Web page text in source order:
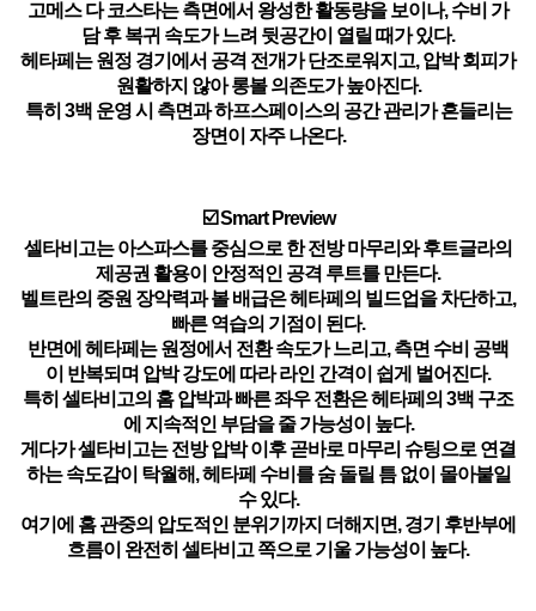
고메스 다 코스타는 측면에서 왕성한 활동량을 보이나, 수비 가
담 후 복귀 속도가 느려 뒷공간이 열릴 때가 있다.
헤타페는 원정 경기에서 공격 전개가 단조로워지고, 압박 회피가
원활하지 않아 롱볼 의존도가 높아진다.
특히 3백 운영 시 측면과 하프스페이스의 공간 관리가 흔들리는
장면이 자주 나온다.
☑️ Smart Preview
셀타비고는 아스파스를 중심으로 한 전방 마무리와 후트글라의
제공권 활용이 안정적인 공격 루트를 만든다.
벨트란의 중원 장악력과 볼 배급은 헤타페의 빌드업을 차단하고,
빠른 역습의 기점이 된다.
반면에 헤타페는 원정에서 전환 속도가 느리고, 측면 수비 공백
이 반복되며 압박 강도에 따라 라인 간격이 쉽게 벌어진다.
특히 셀타비고의 홈 압박과 빠른 좌우 전환은 헤타페의 3백 구조
에 지속적인 부담을 줄 가능성이 높다.
게다가 셀타비고는 전방 압박 이후 곧바로 마무리 슈팅으로 연결
하는 속도감이 탁월해, 헤타페 수비를 숨 돌릴 틈 없이 몰아붙일
수 있다.
여기에 홈 관중의 압도적인 분위기까지 더해지면, 경기 후반부에
흐름이 완전히 셀타비고 쪽으로 기울 가능성이 높다.